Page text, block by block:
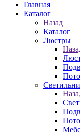
Главная
Каталог
Назад
Каталог
Люстры